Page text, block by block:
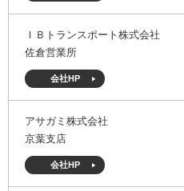
動画投稿（ポータルサイト）
ＩＢトランスポート株式会社
佐倉営業所
会社HP
アサガミ株式会社
京葉支店
会社HP